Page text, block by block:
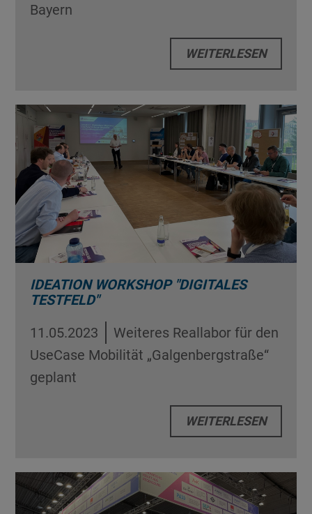
Bayern
WEITERLESEN
IDEATION WORKSHOP "DIGITALES
TESTFELD"
11.05.2023
Weiteres Reallabor für den
UseCase Mobilität „Galgenbergstraße“
geplant
WEITERLESEN